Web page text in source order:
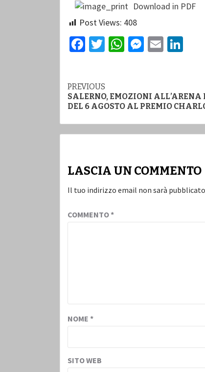
Download in PDF
Post Views: 408
Facebook
Twitter
WhatsApp
Messenger
Email
Continue
Reading
PREVIOUS
SALERNO, EMOZIONI ALL’ARENA
DEL 6 AGOSTO AL PREMIO
LASCIA UN COMMENTO
Il tuo indirizzo email non sarà
COMMENTO*
NOME *
SITO WEB